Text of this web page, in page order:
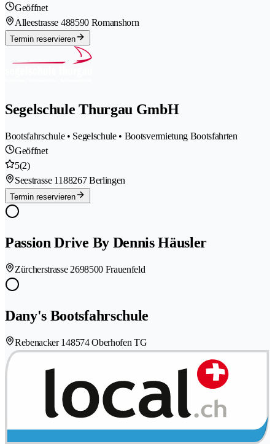
Geöffnet
Alleestrasse 488590 Romanshorn
Termin reservieren
Segelschule Thurgau GmbH
Bootsfahrschule • Segelschule • Bootsvermietung Bootsfahrten
Geöffnet
5(2)
Seestrasse 1188267 Berlingen
Termin reservieren
Passion Drive By Dennis Häusler
Zürcherstrasse 2698500 Frauenfeld
Dany's Bootsfahrschule
Rebenacker 148574 Oberhofen TG